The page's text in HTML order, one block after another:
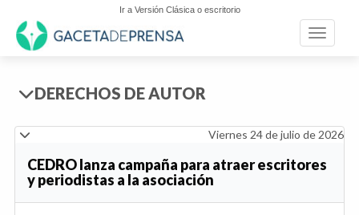
Ir a Versión Clásica o escritorio
Toggle
DERECHOS DE AUTOR
Viernes 24 de julio de 2026
CEDRO lanza campaña para atraer escritores
y periodistas a la asociación